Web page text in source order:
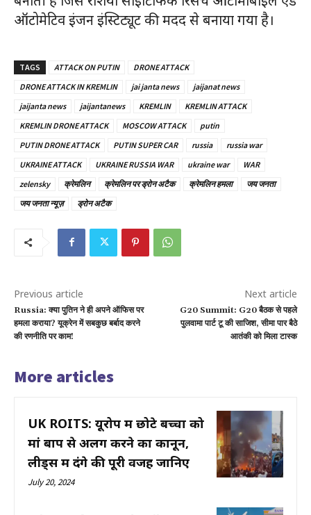
ऑटोमेटिव इंजन इंस्टिट्यूट की मदद से बनाया गया है। ​
TAGS ATTACK ON PUTIN
DRONE ATTACK
DRONE ATTACK IN KREMLIN
jai janta news
jaijanat news
jaijanta news
jaijantanews KREMLIN
KREMLIN ATTACK
KREMLIN DRONE ATTACK
MOSCOW ATTACK
putin
PUTIN DRONE ATTACK
PUTIN SUPER CAR russia
russia war
UKRAINE ATTACK
UKRAINE RUSSIA WAR ukraine war
WAR
zelensky
क्रेमलिन क्रेमलिन पर ड्रोन अटैक क्रेमलिन हमला
जय जनता
जय जनता न्यूज़
ड्रोन अटैक
Previous article
Russia: क्या पुतिन ने ही अपने ऑफिस पर
हमला कराया? यूक्रेन में सबकुछ बर्बाद करने
की रणनीति पर काम!
Next article
G20 Summit: G20 बैठक से पहले
पुलवामा पार्ट टू की साजिश, सीमा पार बैठे
आतंकी को मिला टास्क
More articles
UK ROITS: यूरोप में छोटे बच्चों को
मां बाप से अलग करने का कानून,
लीड्स में दंगे की पूरी वजह जानिए
July 20, 2024